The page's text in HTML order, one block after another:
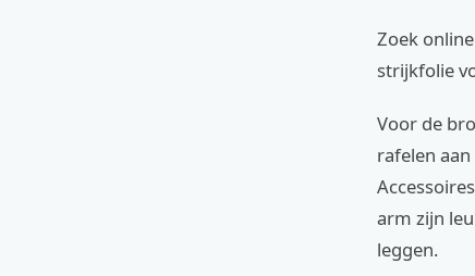
Zoek
strijkfolie
Voor de
rafelen
arm zijn
leggen.